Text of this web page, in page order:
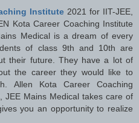
Institute 2021 for IIT-JEE,
Kota Career Coaching Institute
Medical is a dream of every
of class 9th and 10th are
their future. They have a lot of
the career they would like to
Allen Kota Career Coaching
JEE Mains Medical takes care of
you an opportunity to realize